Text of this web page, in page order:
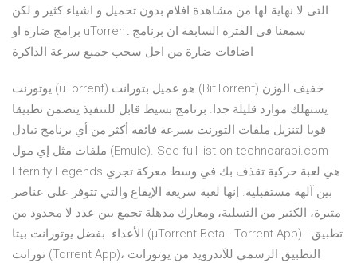
التى لا نهاية لها من مشاهدة افلام بدون تحميل و اشياء كثير و لكن
سمعنا فى الفترة السابقة ان برنامج uTorrent برامج ضارة او
اضافات ضارة من اجل سحب جميع سرعة الذاكرة
يوتورنت (uTorrent) هو عميل بتورانت (BitTorrent) خفيف الوزن
يستهلك موارد قليلة جدا. برنامج بسيط قابل للتنفيذ يتضمن تطبيقا
قويا لتنزيل ملفات التورنت بسرعة فائقة أكثر من أي برنامج تبادل
ملفات مثل إي مول (Emule). See full list on technoarabi.com
Eternity Legends هي لعبة حركية تقذف بك في وسط معركة تجري
بين آلهة مستقبلية. إنها لعبة سريعة الإيقاع والتي تتوفر على عناصر
مثيرة، الكثير من التسلية، ومعارك مذهلة تجمع بين عدد لا محدود من
الأعداء. بفضل يوتورانت بيتا (µTorrent Beta - Torrent App) - تطبيق
تورانت (Torrent App)، التطبيق الرسمي للآندرويد من يوتورانت